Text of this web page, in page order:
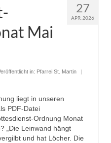
27
APR. 2026
Mai
in: Pfarrei St. Martin
liegt in unseren
PDF-Datei
Ordnung Monat
„Die Leinwand hängt
und hat Löcher. Die